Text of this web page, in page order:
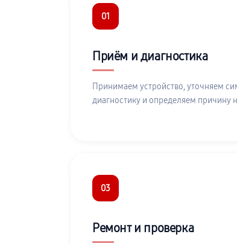
01
Приём и диагностика
Принимаем устройство, уточняем
диагностику и определяем причину
03
Ремонт и проверка